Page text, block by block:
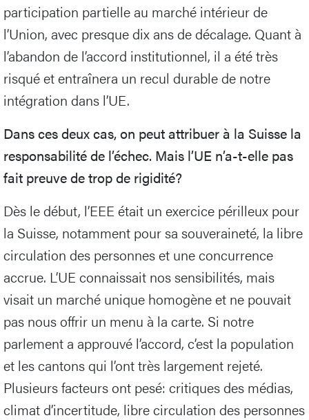
participation partielle au marché intérieur de
l’Union, avec presque dix ans de décalage. Quant à
l’abandon de l’accord institutionnel, il a été très
risqué et entraînera un recul durable de notre
intégration dans l’UE.
Dans ces deux cas, on peut attribuer à la Suisse la
responsabilité de l’échec. Mais l’UE n’a-t-elle pas
fait preuve de trop de rigidité?
Dès le début, l’EEE était un exercice périlleux pour
la Suisse, notamment pour sa souveraineté, la libre
circulation des personnes et une concurrence
accrue. L’UE connaissait nos sensibilités, mais
visait un marché unique homogène et ne pouvait
pas nous offrir un menu à la carte. Si notre
parlement a approuvé l’accord, c’est la population
et les cantons qui l’ont très largement rejeté.
Plusieurs facteurs ont pesé: critiques des médias,
climat d’incertitude, libre circulation des personnes